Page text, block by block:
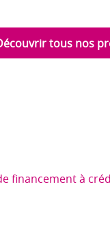
tous nos
financement à